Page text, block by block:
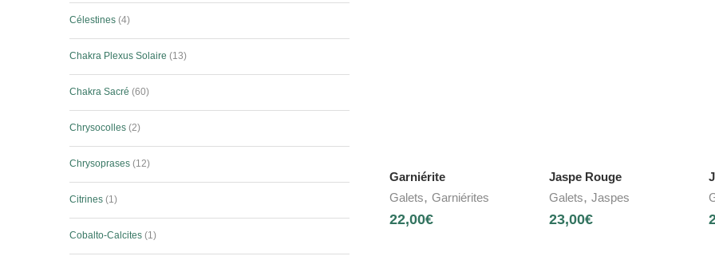
Garniérite
Galets, Garniérites
22,00€
Jaspe Rouge
Galets, Jaspes
23,00€
Célestines 4
Chakra Plexus Solaire 13
Chakra Sacré 60
Chrysocolles 2
Chrysoprases 12
Citrines 1
Cobalto-Calcites 1